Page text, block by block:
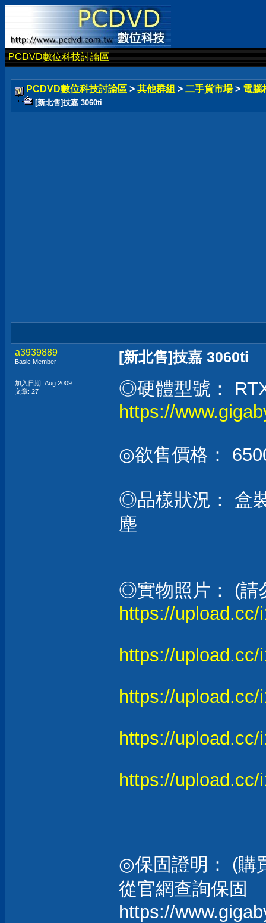
PCDVD數位科技討論區
PCDVD數位科技討論區 > 其他群組 > 二手貨市場 > 電腦
[新北售]技嘉 3060ti
a3939889
Basic Member
加入日期: Aug 2009
文章: 27
[新北售]技嘉 3060ti
◎硬體型號：
https://
◎欲售價格：
◎品樣狀況： 盒
塵
◎實物照片： (請
https://
https://
https://
https://
https://
◎保固證明： (購
從官網查詢保固
https://